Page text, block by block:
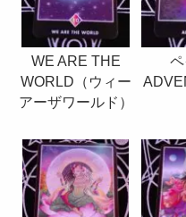
WE ARE THE
WORLD（ウィー
アーザワールド）
ペ